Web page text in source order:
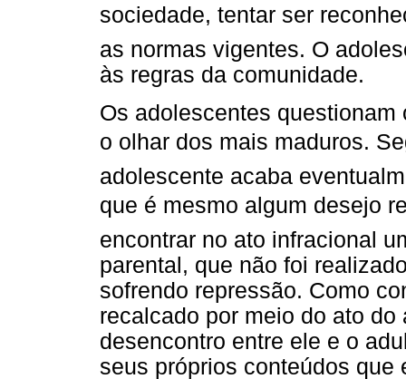
sociedade, tentar ser
as normas vigentes. O
às regras da comunidade.
Os adolescentes
o olhar dos mais maduros.
adolescente acaba
que é mesmo algum desejo
encontrar no ato infracional
parental, que não foi
sofrendo repressão. Como
recalcado por meio do ato
desencontro entre ele e o
seus próprios conteúdos que